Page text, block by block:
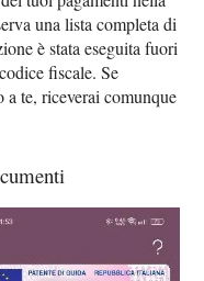
una lista completa di
è stata eseguita fuori
fiscale. Se
a te, riceverai comunque